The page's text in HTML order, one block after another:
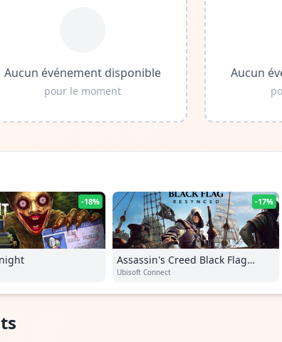
Aucun événement disponible
pour le moment
Aucun
-18% -17%
Assassin's Creed Black Flag
Resynced
Ubisoft Connect